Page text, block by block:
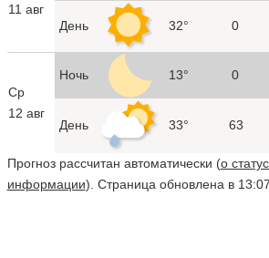
11 авг
День 32° 0
Ср
12 авг
Ночь 13° 0
День 33° 63
Прогноз рассчитан автоматически (о
информации). Страница обновлена в